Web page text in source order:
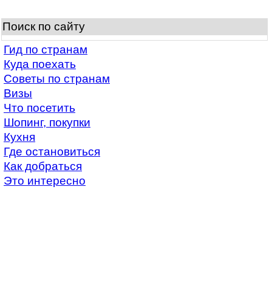
Поиск по сайту
Гид по странам
Куда поехать
Советы по странам
Визы
Что посетить
Шопинг, покупки
Кухня
Где остановиться
Как добраться
Это интересно